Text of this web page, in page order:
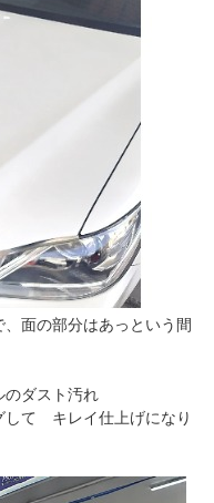
面の部分はあっという間
ダスト汚れ
して キレイ仕上げになり